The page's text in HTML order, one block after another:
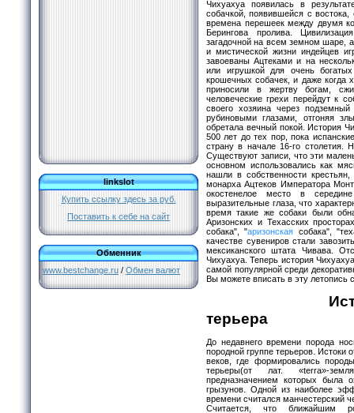
linkslot
Купить ссылку здесь за руб.
Поставить к себе на сайт
Обменник
www.bestchange.ru / Обмен валют
Чихуахуа появилась в
собачкой, появившейся с
времена перешеек между двумя
Берингова пролива.
загадочной на всем земном шаре,
и мистической жизни индейцев
завоеваны Ацтеками и на
или игрушкой для очень
крошечных собачек, и даже когда
приносили в жертву богам,
человеческие грехи перейдут к
своего хозяина через
рубиновыми глазами, отгоняя
обретала вечный покой. История
500 лет до тех пор, пока
страну в начале 16-го столетия.
Существуют записи, что эти
основном использовались как
нашли в собственности
монарха Ацтеков Императора
окостенелое место в
выразительные глаза, что
время такие же собаки были
Аризонских и Техасских
собака", "аризонская собака",
качестве сувениров стали
мексиканского штата Чивава.
Чихуахуа. Теперь история
самой популярной среди
Вы можете вписать в эту летопись
История
терьера
До недавнего времени порода
породной группе терьеров. Истоки
веков, где формировались
терьеры(от лат. «terra»-
предназначением которых была
грызунов. Одной из наиболее
времени считался манчестерский
Считается, что ближайшим